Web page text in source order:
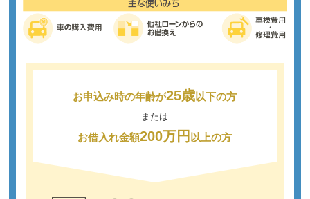
お申込み時の年齢が25歳以下の方
または
お借入れ金額200万円 以上の方